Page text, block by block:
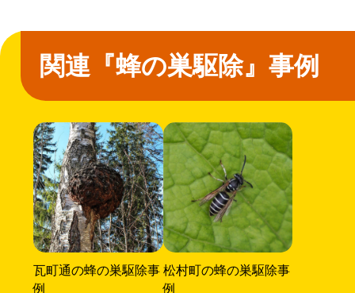
関連『蜂の巣駆除』事例
瓦町通の蜂の巣駆除事
例
松村町の蜂の巣駆除事
例